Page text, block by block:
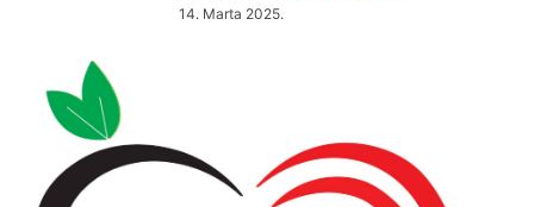
14. Marta 2025.